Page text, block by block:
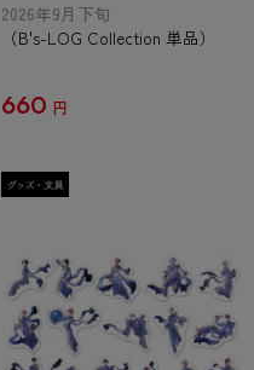
2026年9月下旬
（B's-LOG Collection 単品）
660 円